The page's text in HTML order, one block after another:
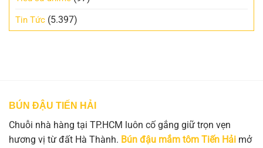
Tin Tức (5.397)
BÚN ĐẬU TIẾN HẢI
Chuỗi nhà hàng tại TP.HCM luôn cố gắng giữ trọn vẹn
hương vị từ đất Hà Thành. Bún đậu mắm tôm Tiến Hải mở